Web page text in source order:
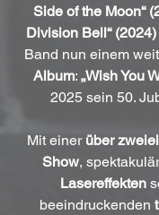
Side of the Moon“
Division Bell“ (2024)
Band nun einem
Album: „Wish You
2025 sein 50.
Mit einer über
Show,
Lasereffekten
beeindruckenden